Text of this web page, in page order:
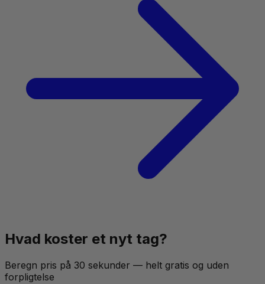
Hvad koster et nyt tag?
Beregn pris på 30 sekunder — helt gratis og uden
forpligtelse